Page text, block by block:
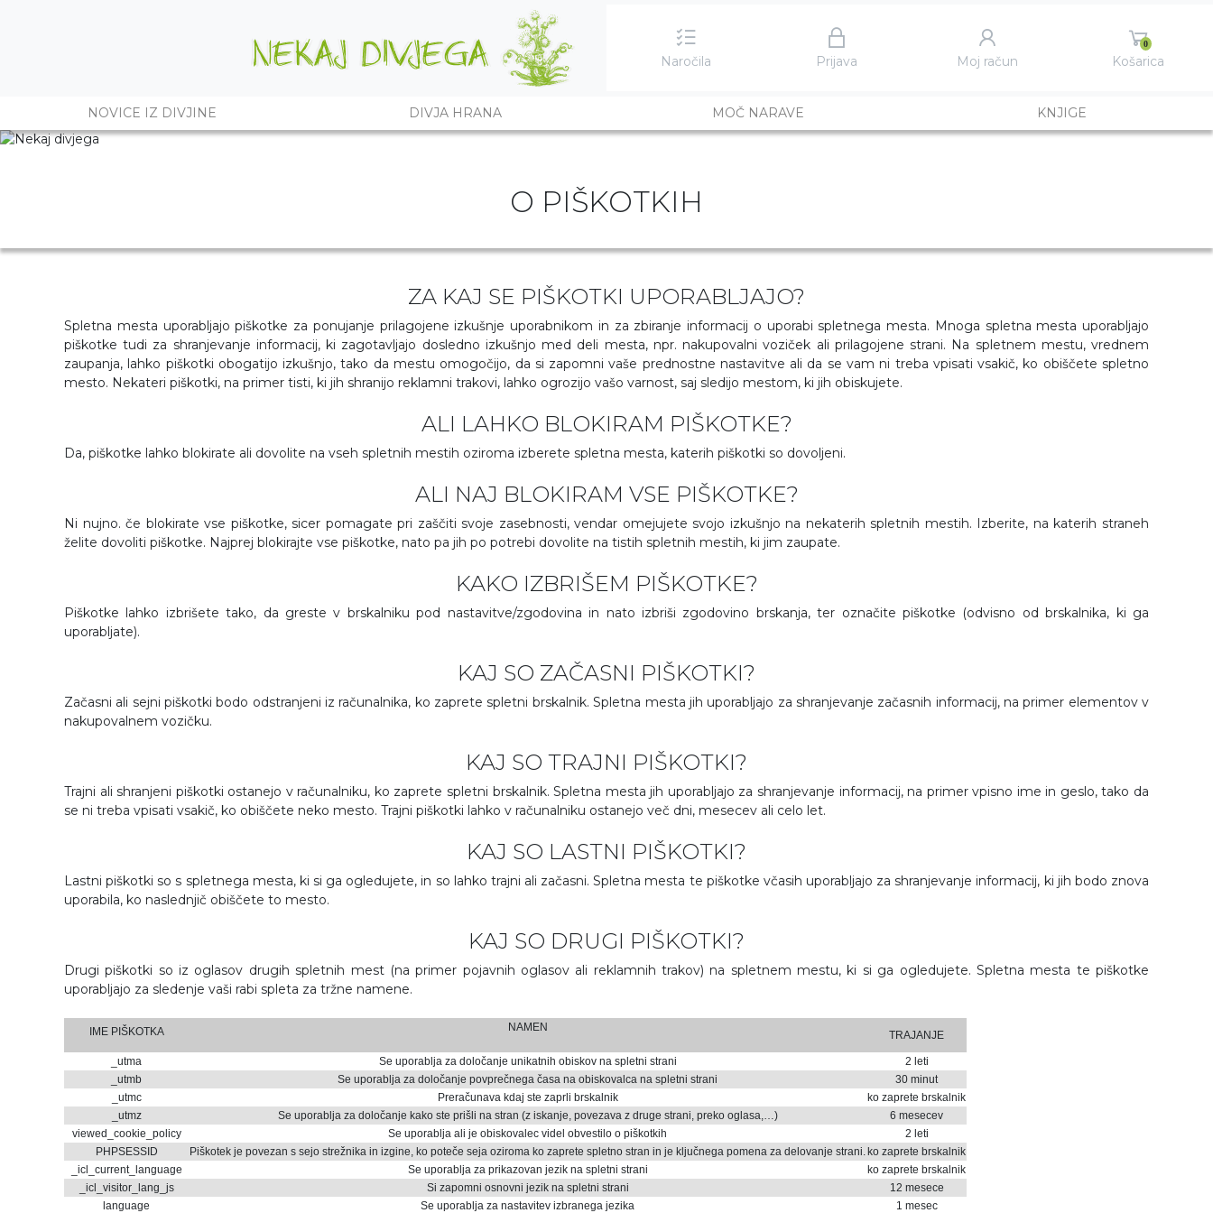
Naročila Prijava Moj račun
0
Košarica
NOVICE IZ DIVJINE DIVJA HRANA MOČ NARAVE KNJIGE
O PIŠKOTKIH
ZA KAJ SE PIŠKOTKI UPORABLJAJO?
Spletna mesta uporabljajo piškotke za ponujanje prilagojene izkušnje uporabnikom in za zbiranje informacij o uporabi spletnega mesta. Mnoga spletna mesta uporabljajo
piškotke tudi za shranjevanje informacij, ki zagotavljajo dosledno izkušnjo med deli mesta, npr. nakupovalni voziček ali prilagojene strani. Na spletnem mestu, vrednem
zaupanja, lahko piškotki obogatijo izkušnjo, tako da mestu omogočijo, da si zapomni vaše prednostne nastavitve ali da se vam ni treba vpisati vsakič, ko obiščete spletno
mesto. Nekateri piškotki, na primer tisti, ki jih shranijo reklamni trakovi, lahko ogrozijo vašo varnost, saj sledijo mestom, ki jih obiskujete.
ALI LAHKO BLOKIRAM PIŠKOTKE?
Da, piškotke lahko blokirate ali dovolite na vseh spletnih mestih oziroma izberete spletna mesta, katerih piškotki so dovoljeni.
ALI NAJ BLOKIRAM VSE PIŠKOTKE?
Ni nujno. če blokirate vse piškotke, sicer pomagate pri zaščiti svoje zasebnosti, vendar omejujete svojo izkušnjo na nekaterih spletnih mestih. Izberite, na katerih straneh
želite dovoliti piškotke. Najprej blokirajte vse piškotke, nato pa jih po potrebi dovolite na tistih spletnih mestih, ki jim zaupate.
KAKO IZBRIŠEM PIŠKOTKE?
Piškotke lahko izbrišete tako, da greste v brskalniku pod nastavitve/zgodovina in nato izbriši zgodovino brskanja, ter označite piškotke (odvisno od brskalnika, ki ga
uporabljate).
KAJ SO ZAČASNI PIŠKOTKI?
Začasni ali sejni piškotki bodo odstranjeni iz računalnika, ko zaprete spletni brskalnik. Spletna mesta jih uporabljajo za shranjevanje začasnih informacij, na primer elementov v
nakupovalnem vozičku.
KAJ SO TRAJNI PIŠKOTKI?
Trajni ali shranjeni piškotki ostanejo v računalniku, ko zaprete spletni brskalnik. Spletna mesta jih uporabljajo za shranjevanje informacij, na primer vpisno ime in geslo, tako da
se ni treba vpisati vsakič, ko obiščete neko mesto. Trajni piškotki lahko v računalniku ostanejo več dni, mesecev ali celo let.
KAJ SO LASTNI PIŠKOTKI?
Lastni piškotki so s spletnega mesta, ki si ga ogledujete, in so lahko trajni ali začasni. Spletna mesta te piškotke včasih uporabljajo za shranjevanje informacij, ki jih bodo znova
uporabila, ko naslednjič obiščete to mesto.
KAJ SO DRUGI PIŠKOTKI?
Drugi piškotki so iz oglasov drugih spletnih mest (na primer pojavnih oglasov ali reklamnih trakov) na spletnem mestu, ki si ga ogledujete. Spletna mesta te piškotke
uporabljajo za sledenje vaši rabi spleta za tržne namene.
IME PIŠKOTKA NAMEN
TRAJANJE
_utma Se uporablja za določanje unikatnih obiskov na spletni strani
2 leti
_utmb
Se uporablja za določanje povprečnega časa na obiskovalca na spletni strani
30 minut
_utmc
Preračunava kdaj ste zaprli brskalnik
ko zaprete brskalnik
_utmz
Se uporablja za določanje kako ste prišli na stran (z iskanje, povezava z druge strani, preko oglasa,…)
6 mesecev
viewed_cookie_policy
Se uporablja ali je obiskovalec videl obvestilo o piškotkih
2 leti
PHPSESSID
Piškotek je povezan s sejo strežnika in izgine, ko poteče seja oziroma ko zaprete spletno stran in je ključnega pomena za delovanje strani. ko zaprete brskalnik
_icl_current_language
Se uporablja za prikazovan jezik na spletni strani
ko zaprete brskalnik
_icl_visitor_lang_js
Si zapomni osnovni jezik na spletni strani
12 mesece
language
Se uporablja za nastavitev izbranega jezika 1 mesec